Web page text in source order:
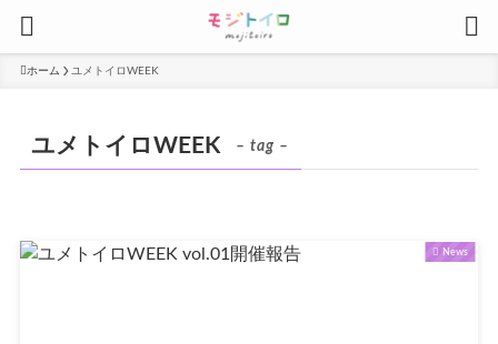
ホーム ユメトイロWEEK
ユメトイロWEEK – tag –
News